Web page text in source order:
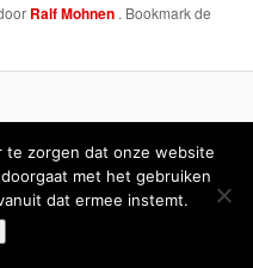
Ralf Mohnen . Bookmark de
te zorgen dat onze website
met het gebruiken
dat ermee instemt.